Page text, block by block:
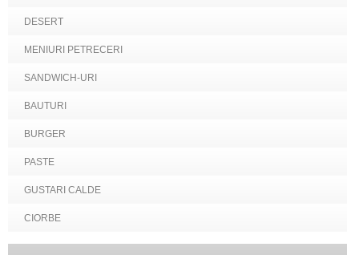
DESERT
MENIURI PETRECERI
SANDWICH-URI
BAUTURI
BURGER
PASTE
GUSTARI CALDE
CIORBE